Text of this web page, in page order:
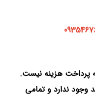
وجود ندارد و تمامی